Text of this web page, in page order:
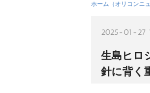
ホーム（オリコンニュ
2025-01-27
生島ヒロ
針に背く